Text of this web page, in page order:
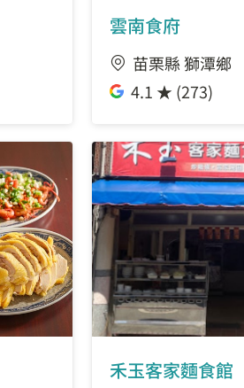
雲南食府
苗栗縣 獅潭鄉
4.1 ★ (273)
禾玉客家麵食館